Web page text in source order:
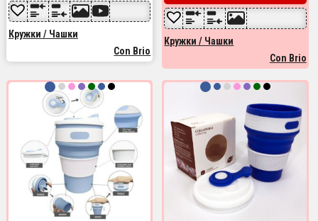
Кружки / Чашки
Con Brio
Кружки / Чашки
Con Brio